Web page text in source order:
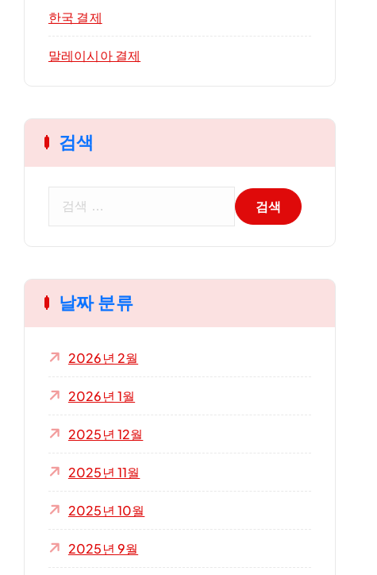
한국 결제
말레이시아 결제
검색
날짜 분류
2026년 2월
2026년 1월
2025년 12월
2025년 11월
2025년 10월
2025년 9월